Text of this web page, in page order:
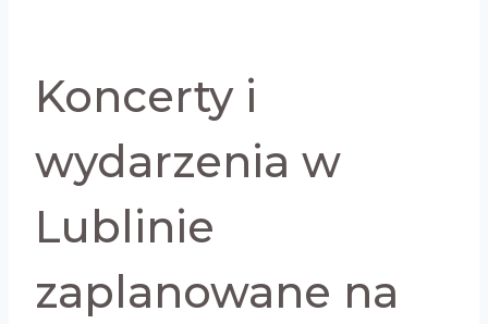
Koncerty i
wydarzenia w
Lublinie
zaplanowane na